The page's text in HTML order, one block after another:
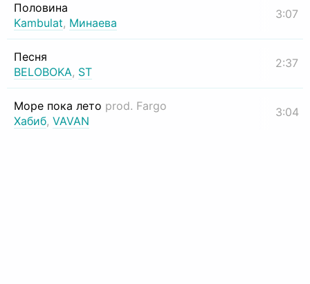
Половина
Kambulat, Минаева
3:07
Песня
BELOBOKA, ST
2:37
Море пока лето prod. Fargo
Хабиб, VAVAN
3:04